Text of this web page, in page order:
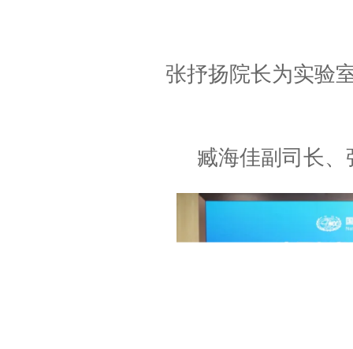
张抒扬院长为实验
臧海佳副司长